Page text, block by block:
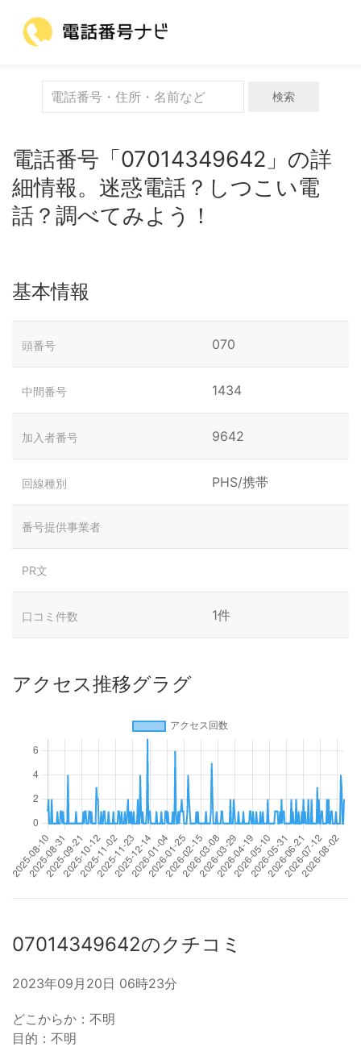
検索
電話番号「07014349642」の詳
細情報。迷惑電話？しつこい電
話？調べてみよう！
基本情報
頭番号 070
中間番号 1434
加入者番号 9642
回線種別 PHS/携帯
番号提供事業者
PR文
口コミ件数 1件
アクセス推移グラグ
07014349642のクチコミ
2023年09月20日 06時23分
どこからか：不明
目的：不明